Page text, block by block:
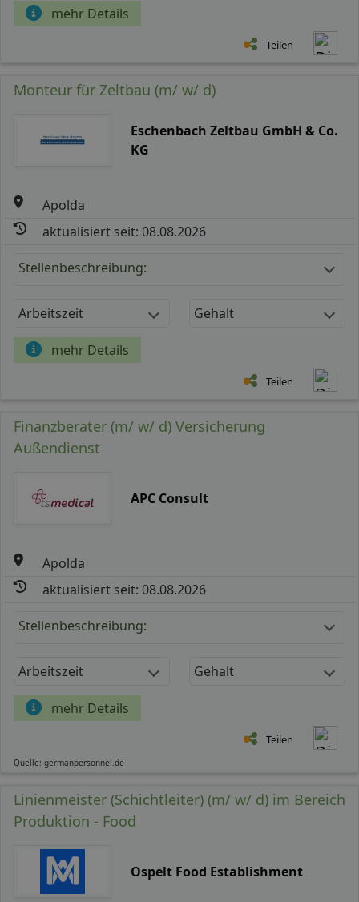
mehr Details
Teilen
Monteur für Zeltbau (m/ w/ d)
Eschenbach Zeltbau GmbH & Co.
KG
Apolda
aktualisiert seit: 08.08.2026
Stellenbeschreibung:
Arbeitszeit Gehalt
mehr Details
Teilen
Finanzberater (m/ w/ d) Versicherung
Außendienst
APC Consult
Apolda
aktualisiert seit: 08.08.2026
Stellenbeschreibung:
Arbeitszeit Gehalt
mehr Details
Teilen
Quelle: germanpersonnel.de
Linienmeister (Schichtleiter) (m/ w/ d) im Bereich
Produktion - Food
Ospelt Food Establishment